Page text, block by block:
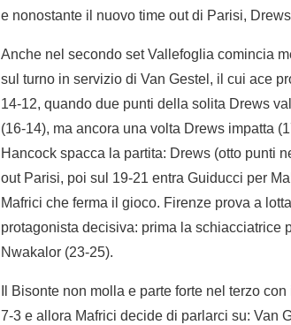
e nonostante il nuovo time out di Parisi,
Anche nel secondo set Vallefoglia comincia
sul turno in servizio di Van Gestel, il cui ace
14-12, quando due punti della solita Drews
(16-14), ma ancora una volta Drews impatta
Hancock spacca la partita: Drews (otto punti
out Parisi, poi sul 19-21 entra Guiducci per
Mafrici che ferma il gioco. Firenze prova a
protagonista decisiva: prima la schiacciatrice
Nwakalor (23-25).
Il Bisonte non molla e parte forte nel terzo
7-3 e allora Mafrici decide di parlarci su: Van